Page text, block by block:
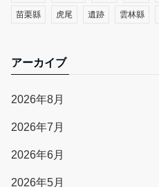
苗栗縣 虎尾 遺跡 雲林縣
アーカイブ
2026年8月
2026年7月
2026年6月
2026年5月